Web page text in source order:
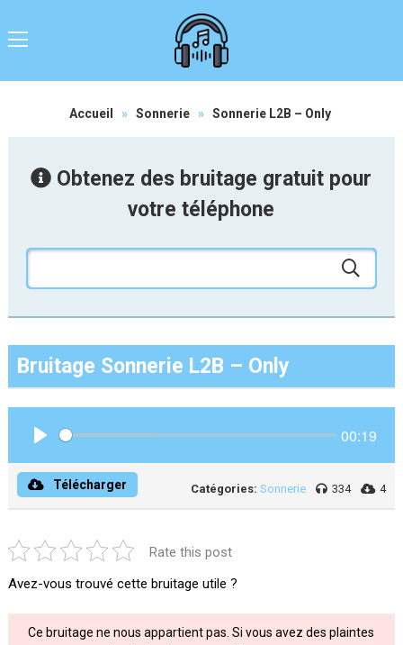
Accueil » Sonnerie » Sonnerie L2B – Only
Obtenez des bruitage gratuit pour
votre téléphone
Bruitage Sonnerie L2B – Only
00:19
Télécharger Catégories: Sonnerie 334 4
Rate this post
Avez-vous trouvé cette bruitage utile ?
Ce bruitage ne nous appartient pas. Si vous avez des plaintes